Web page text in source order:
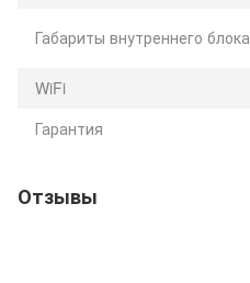
Габариты внутреннего блока
WiFi
Гарантия
Отзывы